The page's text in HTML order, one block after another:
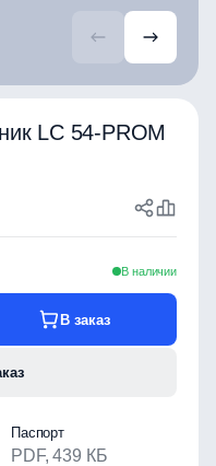
LC 54-PROM
В наличии
В заказ
Паспорт
PDF, 439 КБ